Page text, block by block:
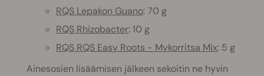
RQS Lepakon Guano: 70 g
RQS Rhizobacter: 10 g
RQS RQS Easy Roots - Mykorritsa Mix: 5 g
Ainesosien lisäämisen jälkeen sekoitin ne hyvin